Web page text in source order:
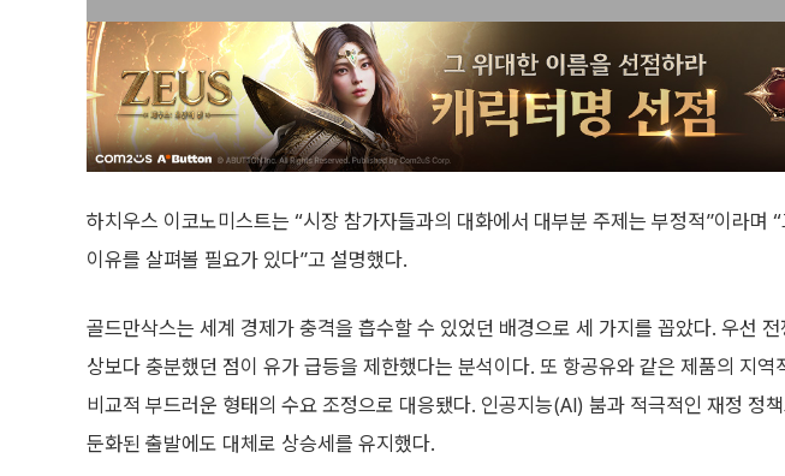
하치우스 이코노미스트는 “시장 참가자들과의 대화에서 대부분 주제는 부정적”이라며
이유를 살펴볼 필요가 있다”고 설명했다.
골드만삭스는 세계 경제가 충격을 흡수할 수 있었던 배경으로 세 가지를 꼽았다. 우선 전
상보다 충분했던 점이 유가 급등을 제한했다는 분석이다. 또 항공유와 같은 제품의 지역
비교적 부드러운 형태의 수요 조정으로 대응됐다. 인공지능(AI) 붐과 적극적인 재정 정
둔화된 출발에도 대체로 상승세를 유지했다.